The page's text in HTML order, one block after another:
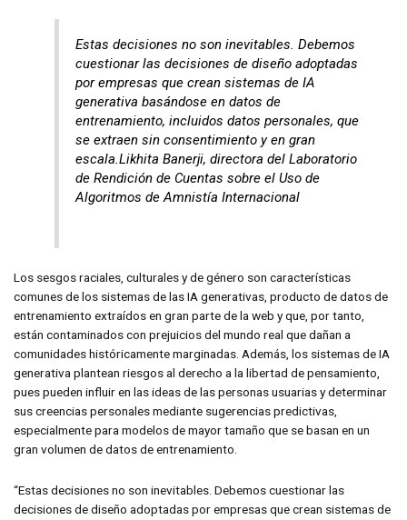
Estas decisiones no son inevitables. Debemos
cuestionar las decisiones de diseño adoptadas
por empresas que crean sistemas de IA
generativa basándose en datos de
entrenamiento, incluidos datos personales, que
se extraen sin consentimiento y en gran
escala.Likhita Banerji, directora del Laboratorio
de Rendición de Cuentas sobre el Uso de
Algoritmos de Amnistía Internacional
Los sesgos raciales, culturales y de género son características
comunes de los sistemas de las IA generativas, producto de datos de
entrenamiento extraídos en gran parte de la web y que, por tanto,
están contaminados con prejuicios del mundo real que dañan a
comunidades históricamente marginadas. Además, los sistemas de IA
generativa plantean riesgos al derecho a la libertad de pensamiento,
pues pueden influir en las ideas de las personas usuarias y determinar
sus creencias personales mediante sugerencias predictivas,
especialmente para modelos de mayor tamaño que se basan en un
gran volumen de datos de entrenamiento.
“Estas decisiones no son inevitables. Debemos cuestionar las
decisiones de diseño adoptadas por empresas que crean sistemas de